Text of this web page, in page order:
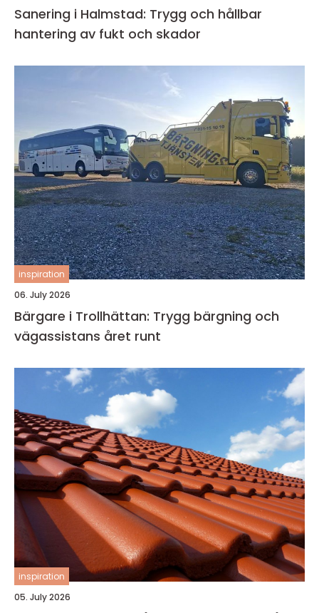
Sanering i Halmstad: Trygg och hållbar
hantering av fukt och skador
inspiration
06. July 2026
Bärgare i Trollhättan: Trygg bärgning och
vägassistans året runt
inspiration
05. July 2026